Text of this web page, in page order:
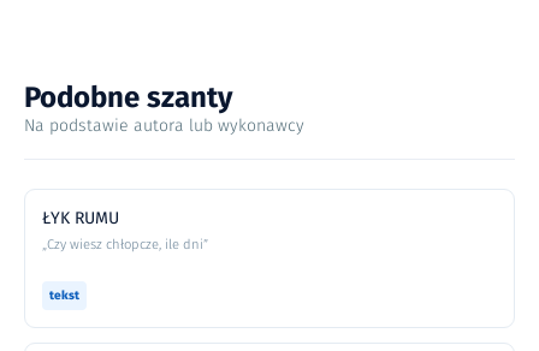
Podobne szanty
Na podstawie autora lub wykonawcy
ŁYK RUMU
„Czy wiesz chłopcze, ile dni”
tekst